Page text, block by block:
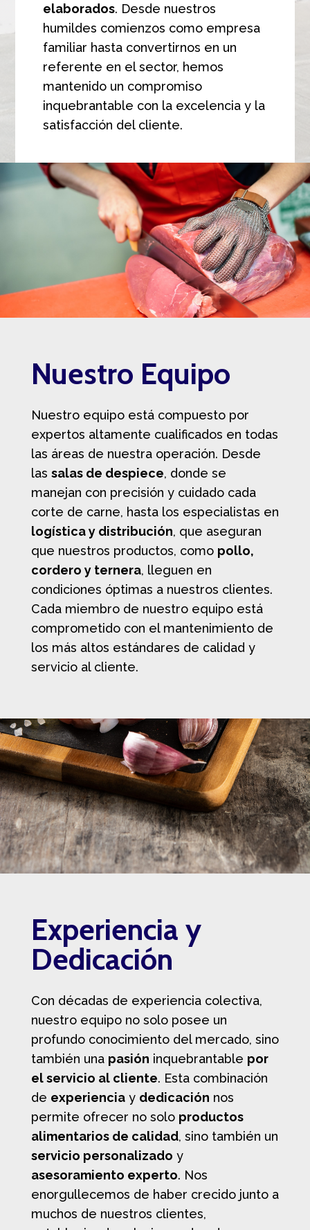
elaborados. Desde nuestros
humildes comienzos como empresa
familiar hasta convertirnos en un
referente en el sector, hemos
mantenido un compromiso
inquebrantable con la excelencia y la
satisfacción del cliente.
Nuestro Equipo
Nuestro equipo está compuesto por
expertos altamente cualificados en todas
las áreas de nuestra operación. Desde
las salas de despiece, donde se
manejan con precisión y cuidado cada
corte de carne, hasta los especialistas en
logística y distribución, que aseguran
que nuestros productos, como pollo,
cordero y ternera, lleguen en
condiciones óptimas a nuestros clientes.
Cada miembro de nuestro equipo está
comprometido con el mantenimiento de
los más altos estándares de calidad y
servicio al cliente.
Experiencia y
Dedicación
Con décadas de experiencia colectiva,
nuestro equipo no solo posee un
profundo conocimiento del mercado, sino
también una pasión inquebrantable por
el servicio al cliente. Esta combinación
de experienciay dedicación nos
permite ofrecer no solo productos
alimentarios de calidad, sino también un
servicio personalizado y
asesoramiento experto. Nos
enorgullecemos de haber crecido junto a
muchos de nuestros clientes,